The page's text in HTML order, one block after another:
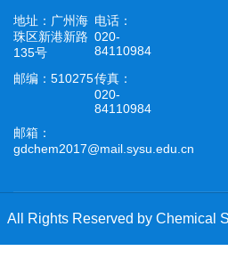
地址：广州海
珠区新港新路
135号
电话：
020-
84110984
邮编：510275传真：
020-
84110984
邮箱：
gdchem2017@mail.sysu.edu.cn
All Rights Reserved by Chemical